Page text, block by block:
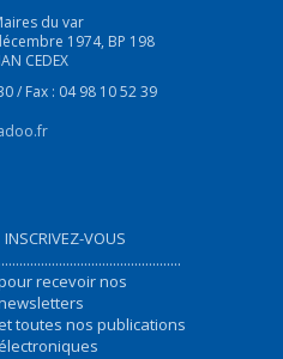
du var
1974, BP 198
CEDEX
/ Fax : 04 98 10 52 39
INSCRIVEZ-VOUS
...................................................
recevoir nos
et toutes nos publications
électroniques